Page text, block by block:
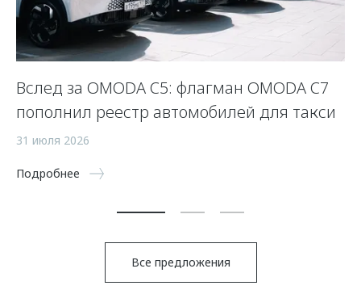
Вслед за OMODA C5: флагман OMODA C7
пополнил реестр автомобилей для такси
31 июля 2026
Подробнее
Все предложения